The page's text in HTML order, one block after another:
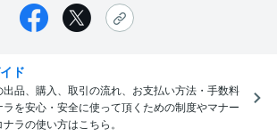
ド
出品、購入、取引の流れ、お支払い方法・手数料
を安心・安全に使って頂くための制度やマナー
ラの使い方はこちら。